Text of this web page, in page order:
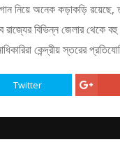
নিয়ে অনেক কড়াকড়ি
বিভিন্ন জেলার থেকে
কেন্দ্রীয় স্তরের
Twitter